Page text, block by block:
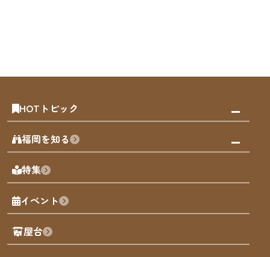
HOTトピック
みんなの旅行記
天神エリア
博多旧市街
福岡城
歴史・文化
福岡を知る
福岡の見どころ
福岡の魅力
観光カレンダー
観光PR動画
まち歩き
特集
イベント
屋台